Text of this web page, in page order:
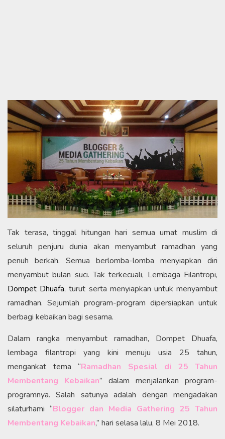
Tak terasa, tinggal hitungan hari semua umat muslim di
seluruh penjuru dunia akan menyambut ramadhan yang
penuh berkah. Semua berlomba-lomba menyiapkan diri
menyambut bulan suci. Tak terkecuali, Lembaga Filantropi,
Dompet Dhuafa, turut serta menyiapkan untuk menyambut
ramadhan. Sejumlah program-program dipersiapkan untuk
berbagi kebaikan bagi sesama.
Dalam rangka menyambut ramadhan, Dompet Dhuafa,
lembaga filantropi yang kini menuju usia 25 tahun,
mengankat tema “Ramadhan Spesial di 25 Tahun
Membentang Kebaikan” dalam menjalankan program-
programnya. Salah satunya adalah dengan mengadakan
silaturhami “Blogger dan Media Gathering 25 Tahun
Membentang Kebaikan,” hari selasa lalu, 8 Mei 2018.